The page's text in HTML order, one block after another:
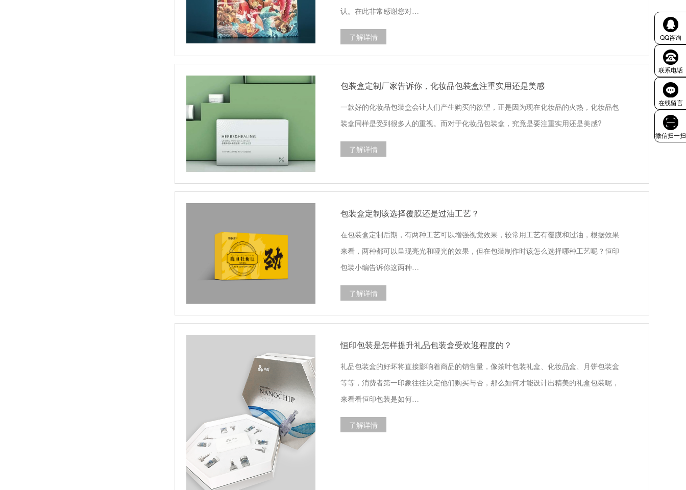
认。在此非常感谢您对…
了解详情
包装盒定制厂家告诉你，化妆品包装盒注重实用还是美感
一款好的化妆品包装盒会让人们产生购买的欲望，正是因为现在化妆品的火热，化妆品包
装盒同样是受到很多人的重视。而对于化妆品包装盒，究竟是要注重实用还是美感?
了解详情
包装盒定制该选择覆膜还是过油工艺？
在包装盒定制后期，有两种工艺可以增强视觉效果，较常用工艺有覆膜和过油，根据效果
来看，两种都可以呈现亮光和哑光的效果，但在包装制作时该怎么选择哪种工艺呢？恒印
包装小编告诉你这两种…
了解详情
恒印包装是怎样提升礼品包装盒受欢迎程度的？
礼品包装盒的好坏将直接影响着商品的销售量，像茶叶包装礼盒、化妆品盒、月饼包装盒
等等，消费者第一印象往往决定他们购买与否，那么如何才能设计出精美的礼盒包装呢，
来看看恒印包装是如何…
了解详情
QQ咨询
联系电话
在线留言
微信扫一扫